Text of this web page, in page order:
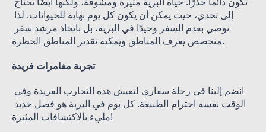
متخصص يعرف المناطق ويمكنه تقدير المناطق الخطرة.
تجربة مغامرات فريدة
مليء بالاكتشافات المثيرة!